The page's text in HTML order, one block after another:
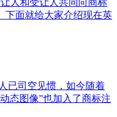
下面就给大家介绍现在英
已司空见惯，如今随着
态图像”也加入了商标注